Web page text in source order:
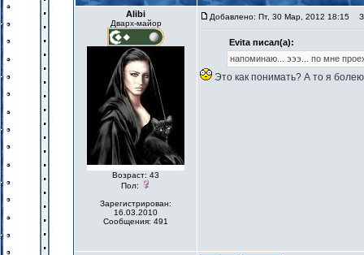
Alibi
Дварх-майор
Возраст: 43
Пол:
Зарегистрирован:
16.03.2010
Сообщения: 491
Добавлено: Пт, 30 Мар, 2012 18:15
Evita писал(а):
напоминаю... эээ... по мне
Это как понимать? А то я